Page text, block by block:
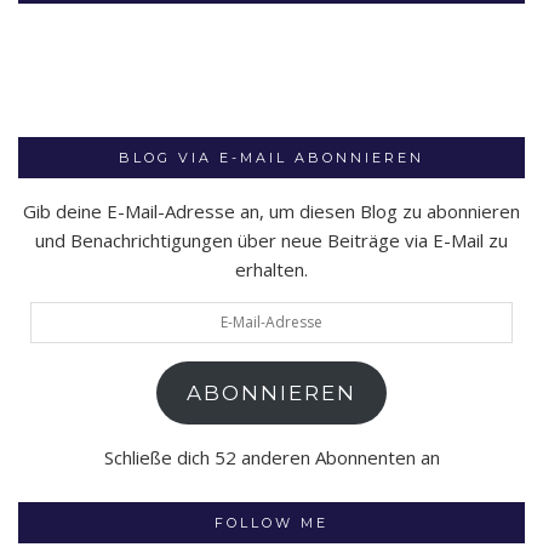
BLOG VIA E-MAIL ABONNIEREN
Gib deine E-Mail-Adresse an, um diesen Blog zu abonnieren
und Benachrichtigungen über neue Beiträge via E-Mail zu
erhalten.
Mail-
ABONNIEREN
Schließe dich 52 anderen Abonnenten an
FOLLOW ME